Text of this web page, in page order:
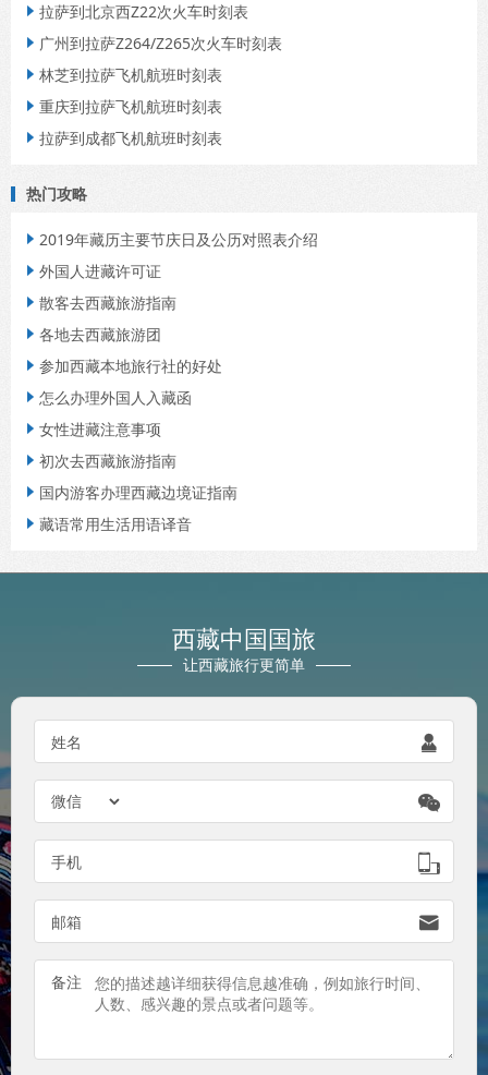
 拉萨到北京西Z22次火车时刻表
 广州到拉萨Z264/Z265次火车时刻表
 林芝到拉萨飞机航班时刻表
 重庆到拉萨飞机航班时刻表
 拉萨到成都飞机航班时刻表
热门攻略
 2019年藏历主要节庆日及公历对照表介绍
 外国人进藏许可证
 散客去西藏旅游指南
 各地去西藏旅游团
 参加西藏本地旅行社的好处
 怎么办理外国人入藏函
 女性进藏注意事项
 初次去西藏旅游指南
 国内游客办理西藏边境证指南
 藏语常用生活用语译音
西藏中国国旅
让西藏旅行更简单
姓名 

手机 
邮箱 
备注